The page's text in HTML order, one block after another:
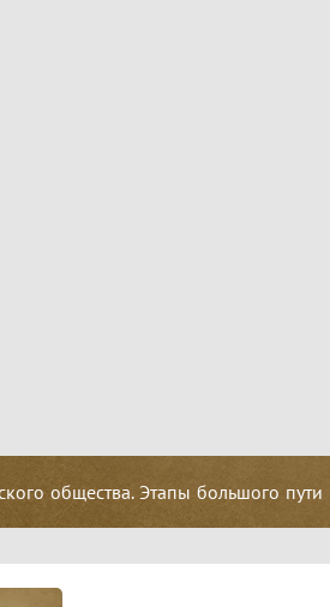
общества. Этапы большого пути